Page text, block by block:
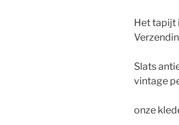
Het tapijt
Slats
vintage
onze